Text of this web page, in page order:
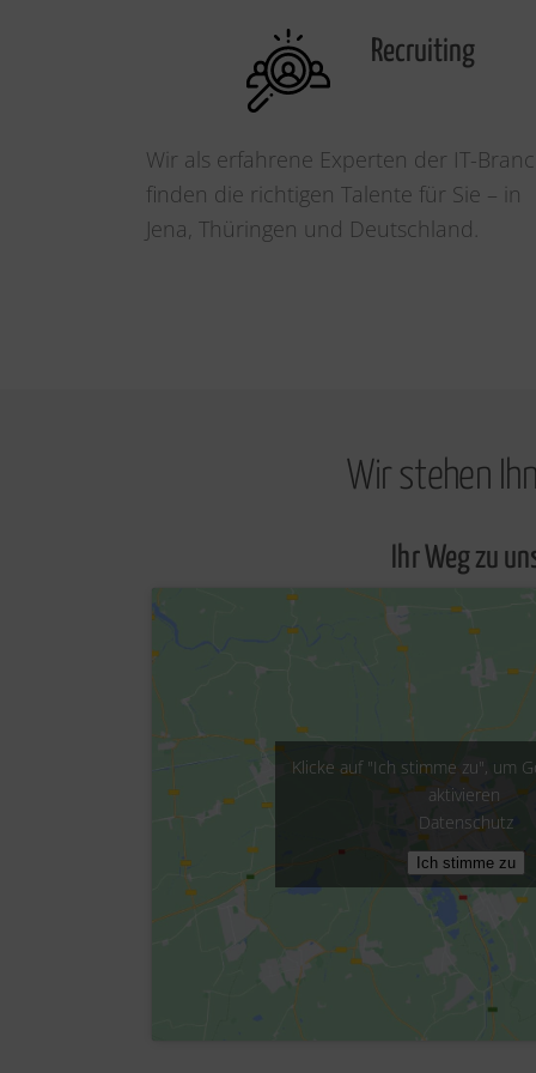
Recruiting
Wir als erfahrene Experten der IT-
finden die richtigen Talente für Sie – in
Jena, Thüringen und Deutschland.
Wir stehen
Ihr Weg zu
Klicke auf "Ich stimme zu", um
aktivieren
Datenschutz
Ich stimme zu